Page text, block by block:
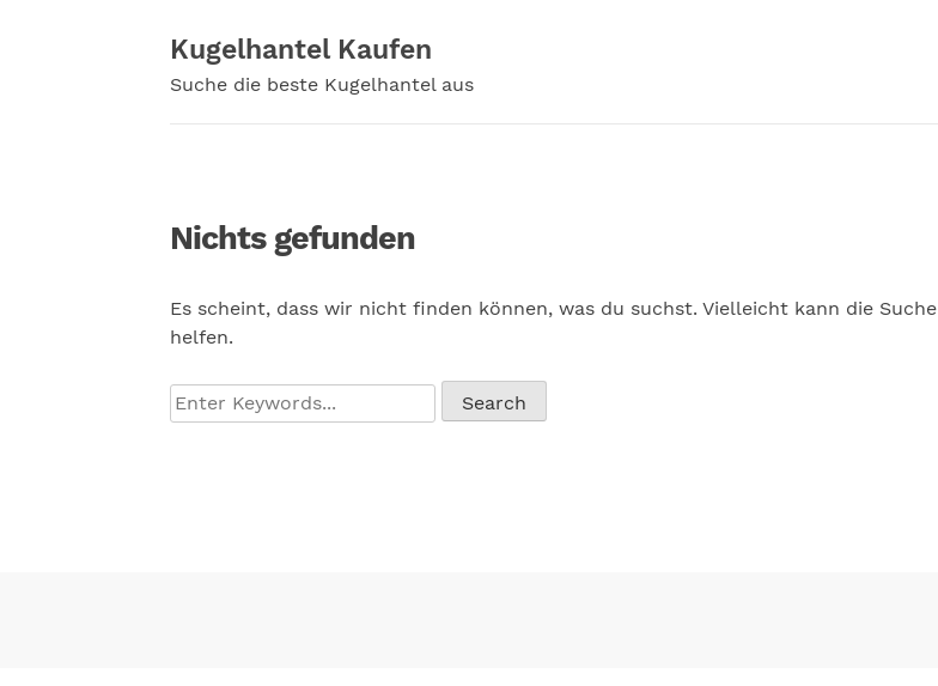
Kugelhantel Kaufen
Suche die beste Kugelhantel aus
Nichts gefunden
Es scheint, dass wir nicht finden können, was du suchst. Vielleicht kann die Suche
helfen.